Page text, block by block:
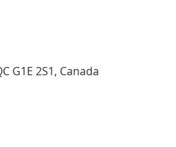
G1E 2S1, Canada